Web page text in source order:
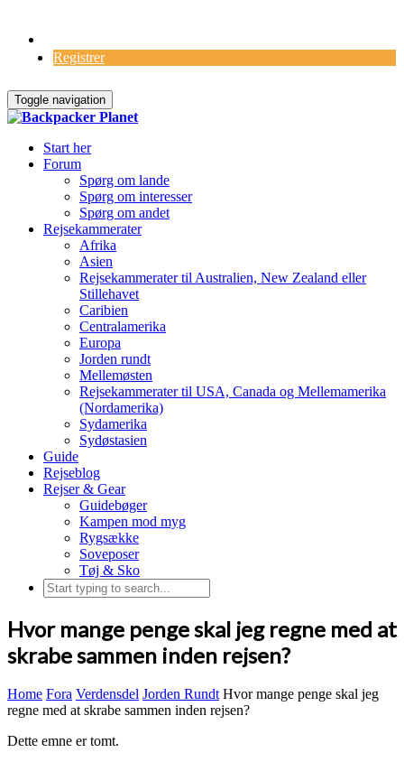
Registrer
Toggle navigation
Start her
Forum
Spørg om lande
Spørg om interesser
Spørg om andet
Rejsekammerater
Afrika
Asien
Rejsekammerater til Australien, New Zealand eller
Stillehavet
Caribien
Centralamerika
Europa
Jorden rundt
Mellemøsten
Rejsekammerater til USA, Canada og Mellemamerika
(Nordamerika)
Sydamerika
Sydøstasien
Guide
Rejseblog
Rejser & Gear
Guidebøger
Kampen mod myg
Rygsække
Soveposer
Tøj & Sko
Hvor mange penge skal jeg regne med at
skrabe sammen inden rejsen?
Home Fora Verdensdel Jorden Rundt Hvor mange penge skal jeg
regne med at skrabe sammen inden rejsen?
Dette emne er tomt.